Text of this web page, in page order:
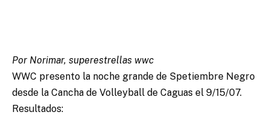
Por Norimar, superestrellas wwc
WWC presento la noche grande de Spetiembre Negro
desde la Cancha de Volleyball de Caguas el 9/15/07.
Resultados: